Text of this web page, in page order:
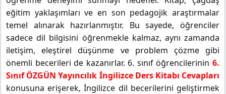
eğitim yaklaşımları ve en son pedagojik araştırmalar
temel alınarak hazırlanmıştır. Bu sayede, öğrenciler
sadece dil bilgisini öğrenmekle kalmaz, aynı zamanda
iletişim, eleştirel düşünme ve problem çözme gibi
önemli becerileri de kazanırlar. 6. sınıf öğrencilerinin 6.
Sınıf ÖZGÜN Yayıncılık İngilizce Ders Kitabı Cevapları
konusuna erişerek, İngilizce dil becerilerini geliştirmek